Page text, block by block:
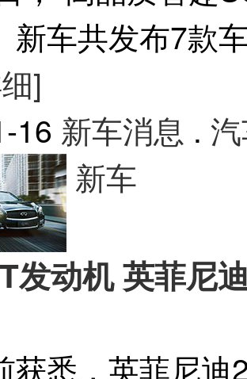
新车共发布7款
]
16 新车消息 .
新车
发动机 英菲尼
获悉，英菲尼